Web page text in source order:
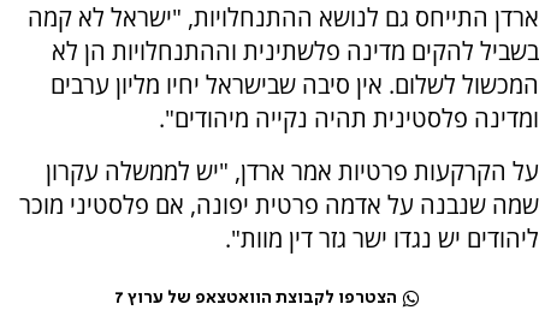
ארדן התייחס גם לנושא ההתנחלויות, "ישראל לא קמה
בשביל להקים מדינה פלשתינית וההתנחלויות הן לא
המכשול לשלום. אין סיבה שבישראל יחיו מליון ערבים
ומדינה פלסטינית תהיה נקייה מיהודים".
על הקרקעות פרטיות אמר ארדן, "יש לממשלה עקרון
שמה שנבנה על אדמה פרטית יפונה, אם פלסטיני מוכר
ליהודים יש נגדו ישר גזר דין מוות".
הצטרפו לקבוצת הוואטצאפ של ערוץ 7